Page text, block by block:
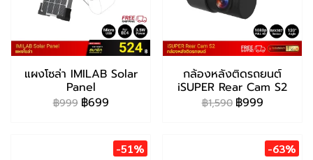
แผงโซล่า IMILAB Solar
Panel
฿999 ฿699
กล้องหลังติดรถยนต์
iSUPER Rear Cam S2
฿1,590 ฿999
-51% -63%